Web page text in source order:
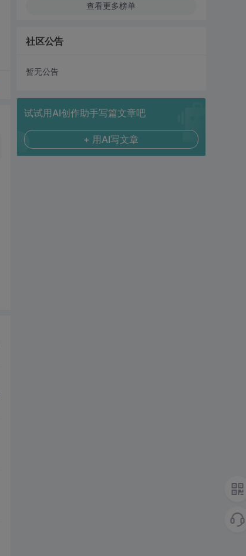
查看更多榜单
社区公告
暂无公告
试试用AI创作助手写篇文章吧
+ 用AI写文章